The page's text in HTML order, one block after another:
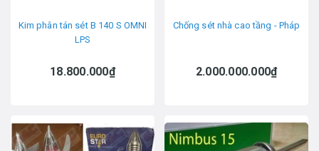
Kim phân tán sét B 140 S OMNI
LPS
18.800.000₫
Chống sét nhà cao tầng - Pháp
2.000.000.000₫